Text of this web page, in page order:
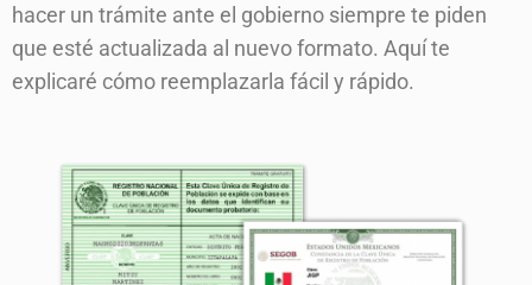
hacer un trámite ante el gobierno siempre te piden
que esté actualizada al nuevo formato. Aquí te
explicaré cómo reemplazarla fácil y rápido.